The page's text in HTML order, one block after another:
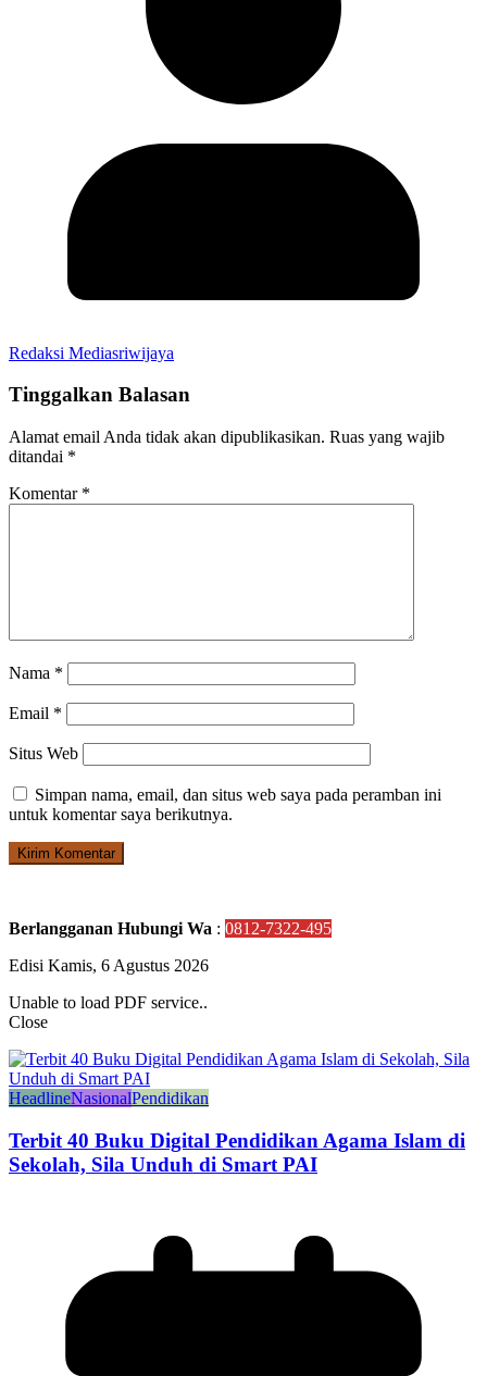
Redaksi Mediasriwijaya
Tinggalkan Balasan
Alamat email Anda tidak akan dipublikasikan. Ruas yang wajib
ditandai *
Komentar *
Nama *
Email *
Situs Web
Simpan nama, email, dan situs web saya pada peramban ini
untuk komentar saya berikutnya.
Berlangganan Hubungi Wa : 0812-7322-495
Edisi Kamis, 6 Agustus 2026
Unable to load PDF service..
Close
HeadlineNasionalPendidikan
Terbit 40 Buku Digital Pendidikan Agama Islam di
Sekolah, Sila Unduh di Smart PAI